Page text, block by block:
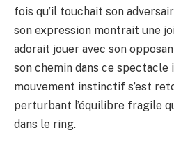
fois qu’il touchait son
son expression montrait une
adorait jouer avec son
son chemin dans ce spectacle
mouvement instinctif s’est
perturbant l’équilibre fragile
dans le ring.